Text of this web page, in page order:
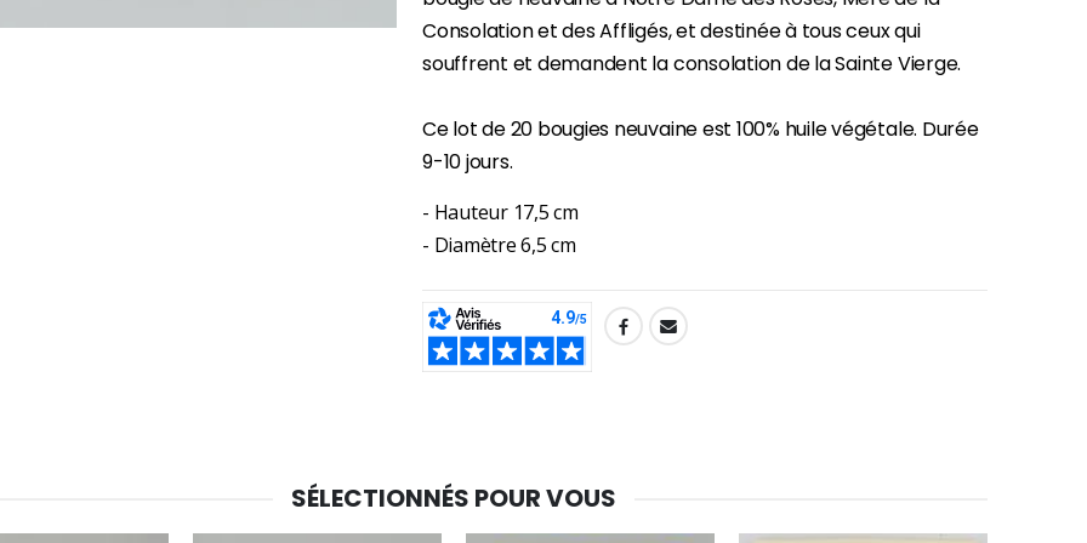
€13.50
€10.00 €7.00
€9.60
Consolation et des Affligés, et destinée à tous ceux qui
souffrent et demandent la consolation de la Sainte Vierge.
Ce lot de 20 bougies neuvaine est 100% huile végétale. Durée
9-10 jours.
- Hauteur 17,5 cm
- Diamètre 6,5 cm
SHARE:
SÉLECTIONNÉS POUR VOUS